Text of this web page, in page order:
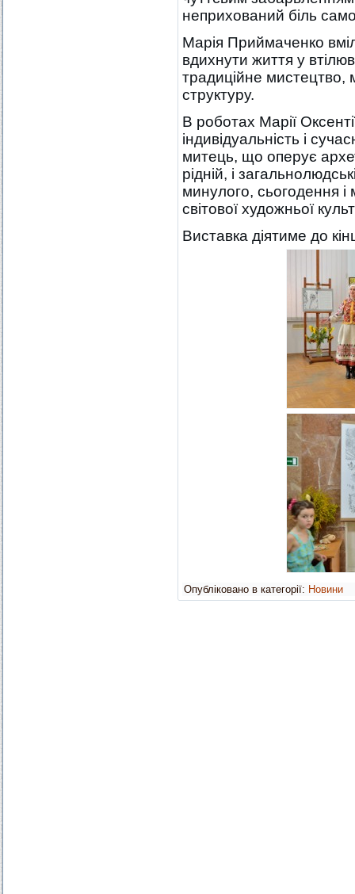
неприхований біль
Марія Приймаченко
вдихнути життя у
традиційне мистецтво,
структуру.
В роботах Марії
індивідуальність і
митець, що оперує
рідній, і
минулого, сьогодення і
світової художньої
Виставка діятиме до
Опубліковано в категорії: Новини